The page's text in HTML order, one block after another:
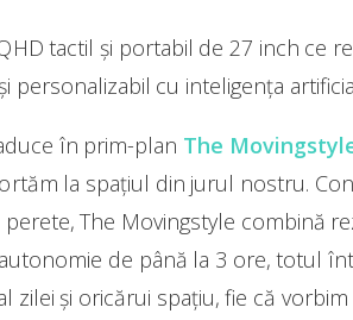
tactil și portabil de 27 inch ce
personalizabil cu inteligența
în prim-plan The
la spațiul din jurul nostru.
The Movingstyle combină
de până la 3 ore, totul
zilei și oricărui spațiu, fie că